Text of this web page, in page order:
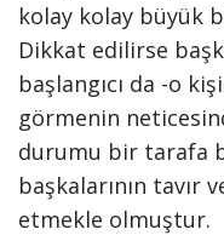
kolay kolay büyük
Dikkat edilirse
başlangıcı da -o
görmenin
durumu bir tarafa
başkalarının tavır
etmekle olmuştur.